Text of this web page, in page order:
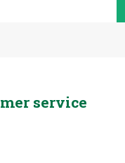
service